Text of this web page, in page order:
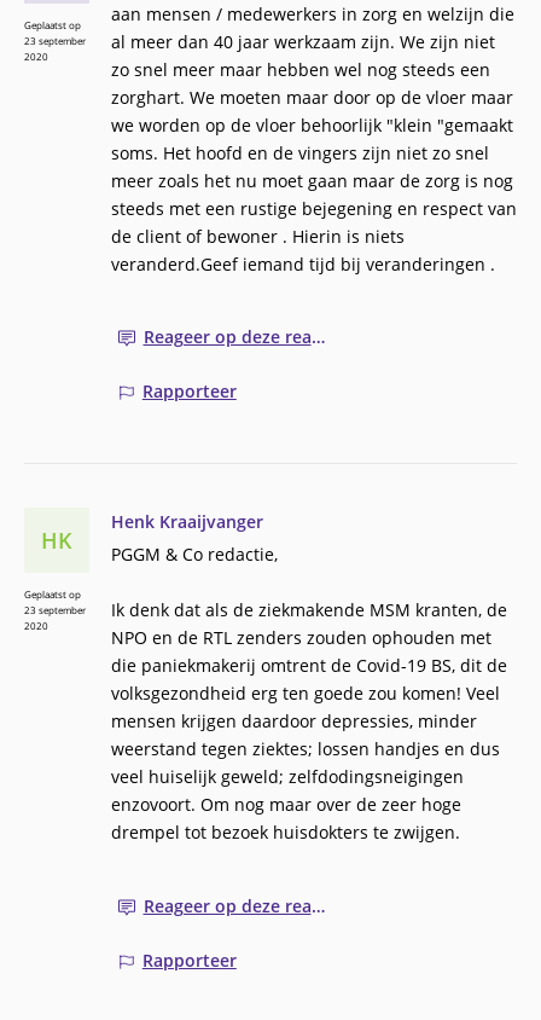
aan mensen / medewerkers in zorg en welzijn die
al meer dan 40 jaar werkzaam zijn. We zijn niet
zo snel meer maar hebben wel nog steeds een
zorghart. We moeten maar door op de vloer maar
we worden op de vloer behoorlijk "klein "gemaakt
soms. Het hoofd en de vingers zijn niet zo snel
meer zoals het nu moet gaan maar de zorg is nog
steeds met een rustige bejegening en respect van
de client of bewoner . Hierin is niets
veranderd.Geef iemand tijd bij veranderingen .
Reageer op deze reactie
Rapporteer
Geplaatst op
23 september
2020
Henk Kraaijvanger
PGGM & Co redactie,
Ik denk dat als de ziekmakende MSM kranten, de
NPO en de RTL zenders zouden ophouden met
die paniekmakerij omtrent de Covid-19 BS, dit de
volksgezondheid erg ten goede zou komen! Veel
mensen krijgen daardoor depressies, minder
weerstand tegen ziektes; lossen handjes en dus
veel huiselijk geweld; zelfdodingsneigingen
enzovoort. Om nog maar over de zeer hoge
drempel tot bezoek huisdokters te zwijgen.
Reageer op deze reactie
Rapporteer
HK
Geplaatst op
23 september
2020